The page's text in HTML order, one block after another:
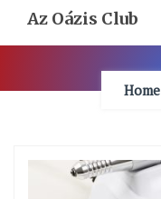
Content
Az Oázis Club
Home